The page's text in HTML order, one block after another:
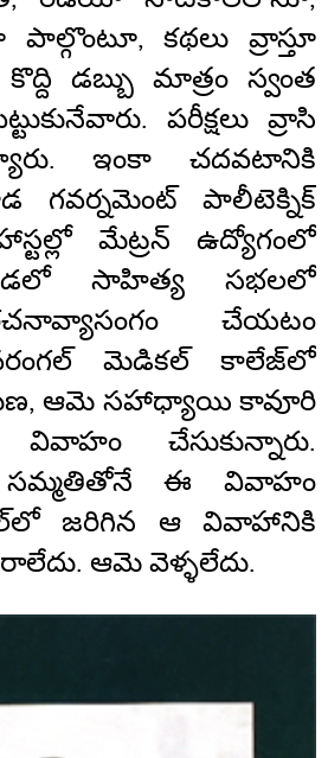
కథలు వ్రాస్తూ
కొద్ది డబ్బు మాత్రం స్వంత
పరీక్షలు వ్రాసి
ఇంకా చదవటానికి
గవర్నమెంట్ పాలీటెక్నిక్
మేట్రన్ ఉద్యోగంలో
సాహిత్య సభలలో
చేయటం
మెడికల్ కాలేజ్‌లో
ఆమె సహాధ్యాయి కావూరి
చేసుకున్నారు.
సమ్మతితోనే ఈ వివాహం
జరిగిన ఆ వివాహానికి
ఆమె వెళ్ళలేదు.